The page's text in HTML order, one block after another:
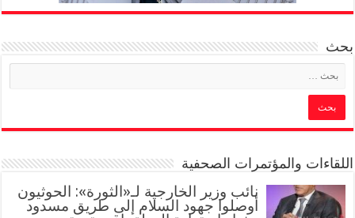
بحث
اللقاءات والمؤتمرات الصحفية
‏نائب وزير الخارجية لـ«الثورة»: الحوثيون
أوصلوا جهود السلام إلى طريق مسدود